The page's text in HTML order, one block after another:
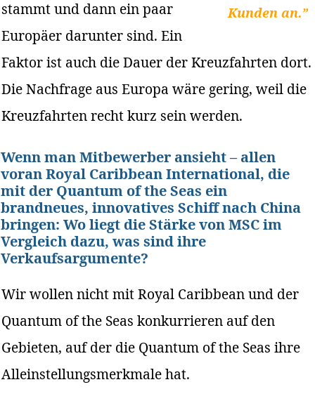
Kunden an.”
stammt und dann ein paar
Europäer darunter sind. Ein
Faktor ist auch die Dauer der Kreuzfahrten dort.
Die Nachfrage aus Europa wäre gering, weil die
Kreuzfahrten recht kurz sein werden.
Wenn man Mitbewerber ansieht – allen
voran Royal Caribbean International, die
mit der Quantum of the Seas ein
brandneues, innovatives Schiff nach China
bringen: Wo liegt die Stärke von MSC im
Vergleich dazu, was sind ihre
Verkaufsargumente?
Wir wollen nicht mit Royal Caribbean und der
Quantum of the Seas konkurrieren auf den
Gebieten, auf der die Quantum of the Seas ihre
Alleinstellungsmerkmale hat.